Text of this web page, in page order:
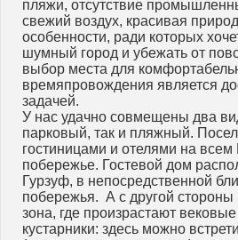
пляжи, отсутствие
свежий воздух, красивая
особенности, ради которых
шумный город и убежать от
выбор места для
времяпровождения является
задачей.
У нас удачно совмещены два
парковый, так и пляжный.
гостиницами и отелями на
побережье. Гостевой дом
Гурзуф, в непосредственной
побережья. А с другой стороны
зона, где произрастают
кустарники: здесь можно